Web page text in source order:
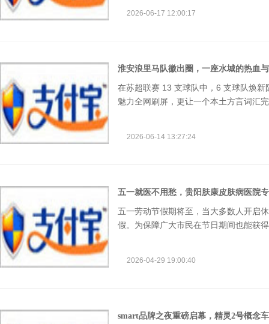
2026-06-17 12:00:17
淮安浪里马队徽出圈，一座水城的热血
在苏超联赛 13 支球队中，6 支球队焕
魅力全网刷屏，更让一个本土方言词汇
2026-06-14 13:27:24
五一就医不用愁，贵阳肤康皮肤病医院
五一劳动节假期将至，当大多数人开启
假。为保障广大市民在节日期间也能获
2026-04-29 19:00:40
smart品牌之夜重磅启幕，精灵2号概念